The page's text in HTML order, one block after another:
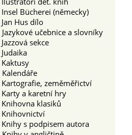
Insel Bücherei (německy)
Jan Hus dílo
Jazykové učebnice a slovníky
Jazzová sekce
Judaika
Kaktusy
Kalendáře
Kartografie, zeměměřictví
Karty a karetní hry
Knihovna klasiků
Knihovnictví
Knihy s podpisem autora